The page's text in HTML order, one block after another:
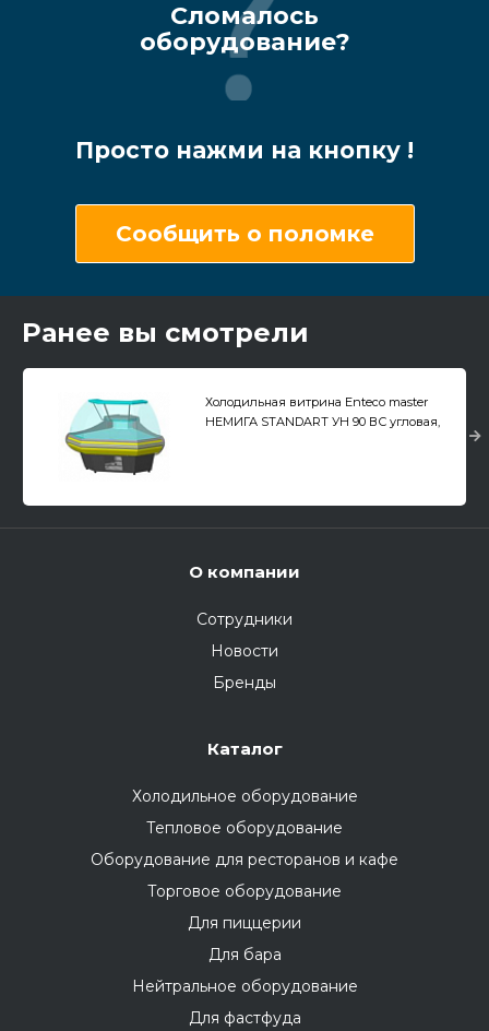
Сломалось
оборудование?
Просто нажми на кнопку !
Сообщить о поломке
Ранее вы смотрели
Холодильная витрина Enteco master
НЕМИГА STANDART УН 90 ВС угловая,
О компании
Сотрудники
Новости
Бренды
Каталог
Холодильное оборудование
Тепловое оборудование
Оборудование для ресторанов и кафе
Торговое оборудование
Для пиццерии
Для бара
Нейтральное оборудование
Для фастфуда